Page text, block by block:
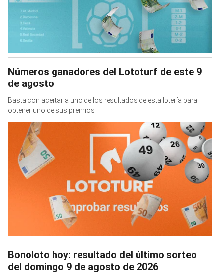
Números ganadores del Lototurf de este 9
de agosto
Basta con acertar a uno de los resultados de esta lotería para
obtener uno de sus premios
Bonoloto hoy: resultado del último sorteo
del domingo 9 de agosto de 2026